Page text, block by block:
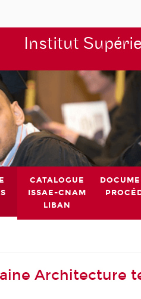
Institut
CATALOGUE
ISSAE-CNAM
LIBAN
Architecture